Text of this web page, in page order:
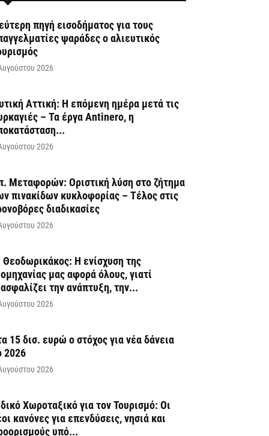
πηγή εισοδήματος για τους
ψαράδες ο αλιευτικός
2026
Αττική: Η επόμενη ημέρα μετά τις
– Τα έργα Antinero, η
2026
Μεταφορών: Οριστική λύση στο ζήτημα
πινακίδων κυκλοφορίας – Τέλος στις
διαδικασίες
2026
Θεοδωρικάκος: Η ενίσχυση της
μας αφορά όλους, γιατί
την ανάπτυξη, την...
2026
15 δισ. ευρώ ο στόχος για νέα δάνεια
2026
2026
Χωροταξικό για τον Τουρισμό: Οι
κανόνες για επενδύσεις, νησιά και
υπό...